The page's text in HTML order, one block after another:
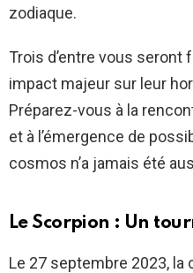
zodiaque.
Trois d’entre vous
impact majeur sur leur
Préparez-vous à la
et à l’émergence de
cosmos n’a jamais été
Le Scorpion : Un
Le 27 septembre 2023, la